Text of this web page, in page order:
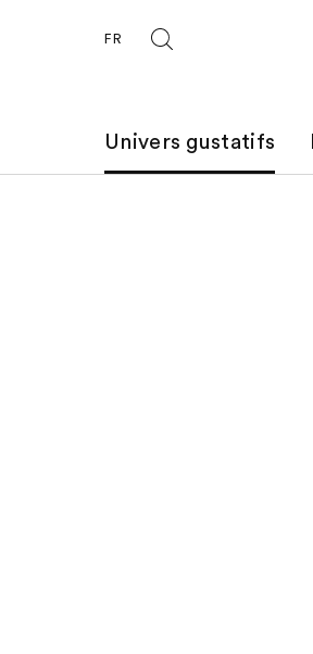
Univers gustatifs
FR